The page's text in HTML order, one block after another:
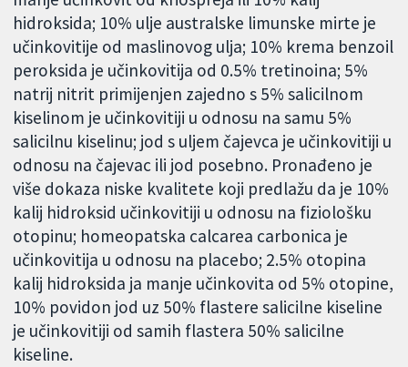
hidroksida; 10% ulje australske limunske mirte je
učinkovitije od maslinovog ulja; 10% krema benzoil
peroksida je učinkovitija od 0.5% tretinoina; 5%
natrij nitrit primijenjen zajedno s 5% salicilnom
kiselinom je učinkovitiji u odnosu na samu 5%
salicilnu kiselinu; jod s uljem čajevca je učinkovitiji u
odnosu na čajevac ili jod posebno. Pronađeno je
više dokaza niske kvalitete koji predlažu da je 10%
kalij hidroksid učinkovitiji u odnosu na fiziološku
otopinu; homeopatska calcarea carbonica je
učinkovitija u odnosu na placebo; 2.5% otopina
kalij hidroksida ja manje učinkovita od 5% otopine,
10% povidon jod uz 50% flastere salicilne kiseline
je učinkovitiji od samih flastera 50% salicilne
kiseline.